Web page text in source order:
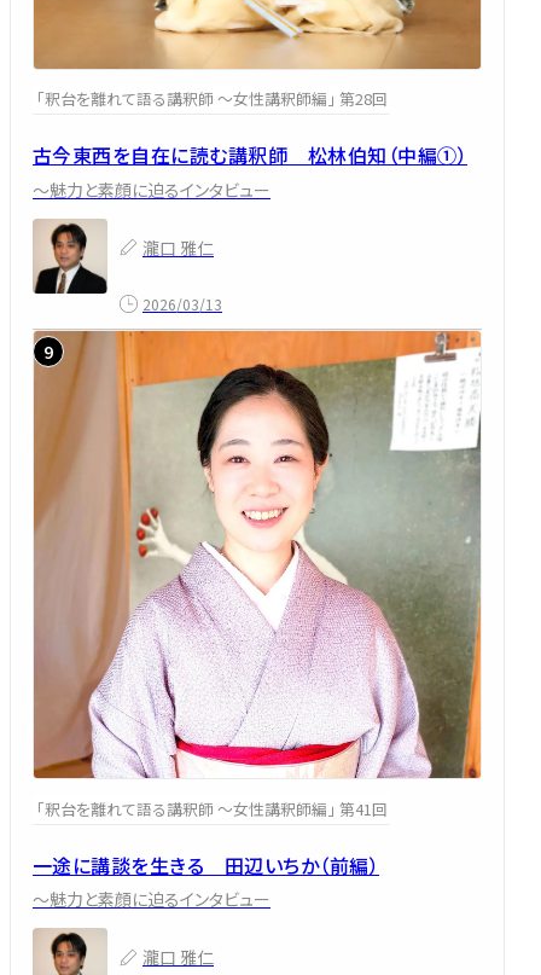
「釈台を離れて語る講釈師 ～女性講釈師編」 第28回
古今東西を自在に読む講釈師 松林伯知（中編①）
～魅力と素顔に迫るインタビュー
瀧口 雅仁
2026/03/13
「釈台を離れて語る講釈師 ～女性講釈師編」 第41回
一途に講談を生きる 田辺いちか（前編）
～魅力と素顔に迫るインタビュー
瀧口 雅仁